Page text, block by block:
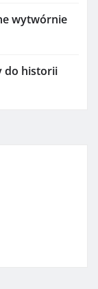
wytwórnie
do historii